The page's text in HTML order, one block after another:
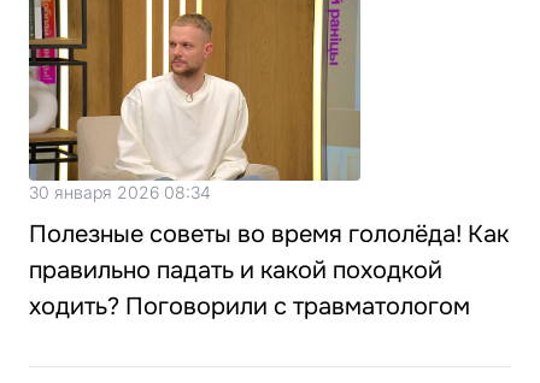
30 января 2026 08:34
Полезные советы во время гололёда! Как
правильно падать и какой походкой
ходить? Поговорили с травматологом